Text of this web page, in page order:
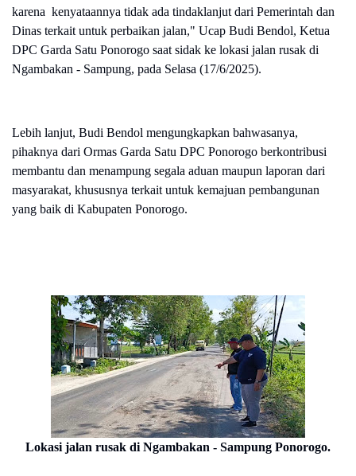
karena kenyataannya tidak ada tindaklanjut dari Pemerintah dan
Dinas terkait untuk perbaikan jalan," Ucap Budi Bendol, Ketua
DPC Garda Satu Ponorogo saat sidak ke lokasi jalan rusak di
Ngambakan - Sampung, pada Selasa (17/6/2025).
Lebih lanjut, Budi Bendol mengungkapkan bahwasanya,
pihaknya dari Ormas Garda Satu DPC Ponorogo berkontribusi
membantu dan menampung segala aduan maupun laporan dari
masyarakat, khususnya terkait untuk kemajuan pembangunan
yang baik di Kabupaten Ponorogo.
Lokasi jalan rusak di Ngambakan - Sampung Ponorogo.